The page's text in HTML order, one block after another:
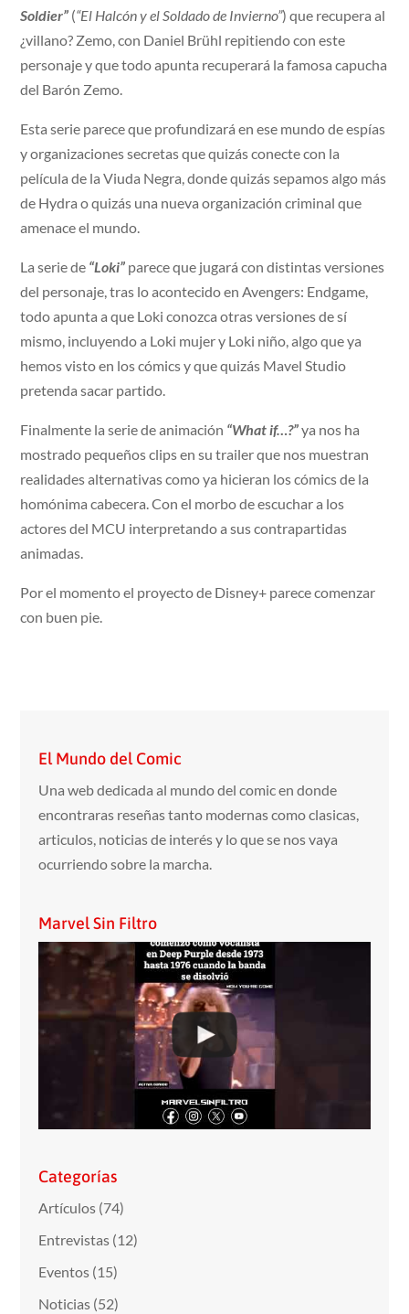
Soldier” (“El Halcón y el Soldado de Invierno”) que recupera al
¿villano? Zemo, con Daniel Brühl repitiendo con este
personaje y que todo apunta recuperará la famosa capucha
del Barón Zemo.
Esta serie parece que profundizará en ese mundo de espías
y organizaciones secretas que quizás conecte con la
película de la Viuda Negra, donde quizás sepamos algo más
de Hydra o quizás una nueva organización criminal que
amenace el mundo.
La serie de “Loki” parece que jugará con distintas versiones
del personaje, tras lo acontecido en Avengers: Endgame,
todo apunta a que Loki conozca otras versiones de sí
mismo, incluyendo a Loki mujer y Loki niño, algo que ya
hemos visto en los cómics y que quizás Mavel Studio
pretenda sacar partido.
Finalmente la serie de animación “What if…?”ya nos ha
mostrado pequeños clips en su trailer que nos muestran
realidades alternativas como ya hicieran los cómics de la
homónima cabecera. Con el morbo de escuchar a los
actores del MCU interpretando a sus contrapartidas
animadas.
Por el momento el proyecto de Disney+ parece comenzar
con buen pie.
El Mundo del Comic
Una web dedicada al mundo del comic en donde
encontraras reseñas tanto modernas como clasicas,
articulos, noticias de interés y lo que se nos vaya
ocurriendo sobre la marcha.
Marvel Sin Filtro
Categorías
Artículos (74)
Entrevistas (12)
Eventos (15)
Noticias (52)